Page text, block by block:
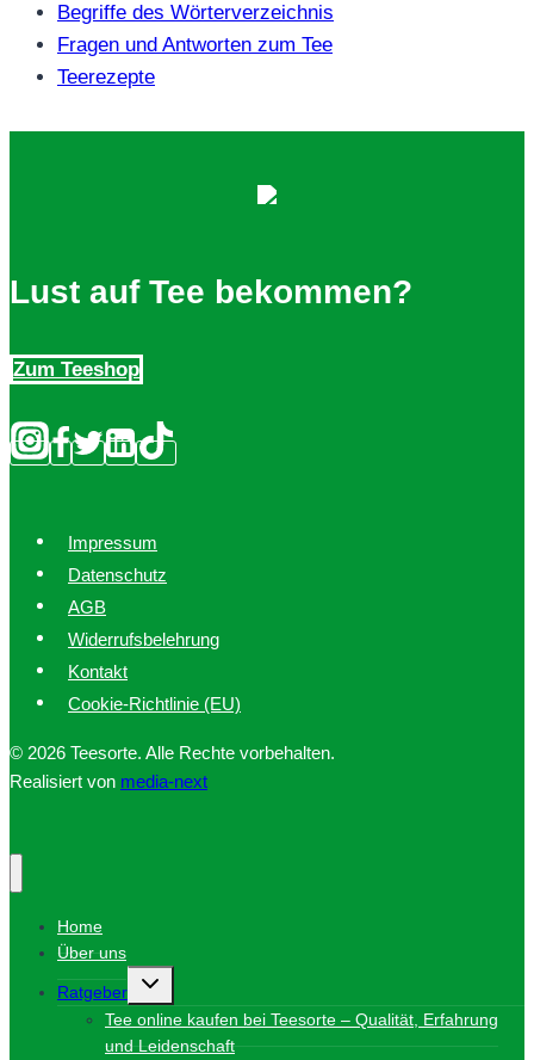
Begriffe des Wörterverzeichnis
Fragen und Antworten zum Tee
Teerezepte
Lust auf Tee bekommen?
Zum Teeshop
Impressum
Datenschutz
AGB
Widerrufsbelehrung
Kontakt
Cookie-Richtlinie (EU)
© 2026 Teesorte. Alle Rechte vorbehalten.
Realisiert von media-next
Home
Über uns
Ratgeber
Untermenü
umschalten
Tee online kaufen bei Teesorte – Qualität, Erfahrung
und Leidenschaft